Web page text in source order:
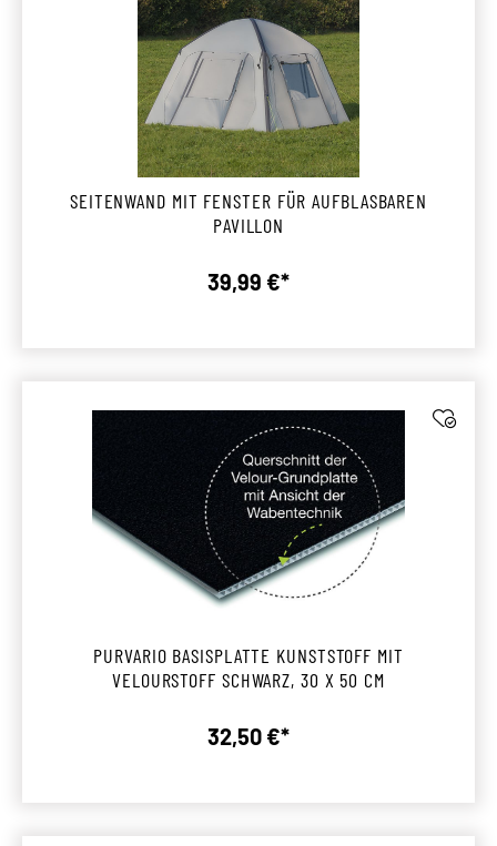
SEITENWAND MIT FENSTER FÜR AUFBLASBAREN
PAVILLON
Regulärer Preis:
39,99 €*
PURVARIO BASISPLATTE KUNSTSTOFF MIT
VELOURSTOFF SCHWARZ, 30 X 50 CM
Regulärer Preis:
32,50 €*